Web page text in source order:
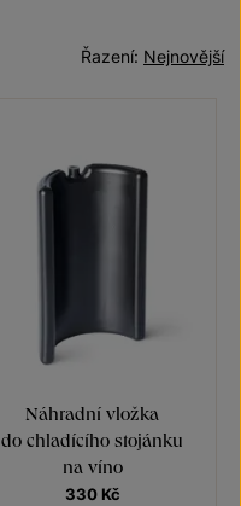
Nejnovější
Řazení:
Náhradní vložka
do chladícího stojánku
na víno
330 Kč